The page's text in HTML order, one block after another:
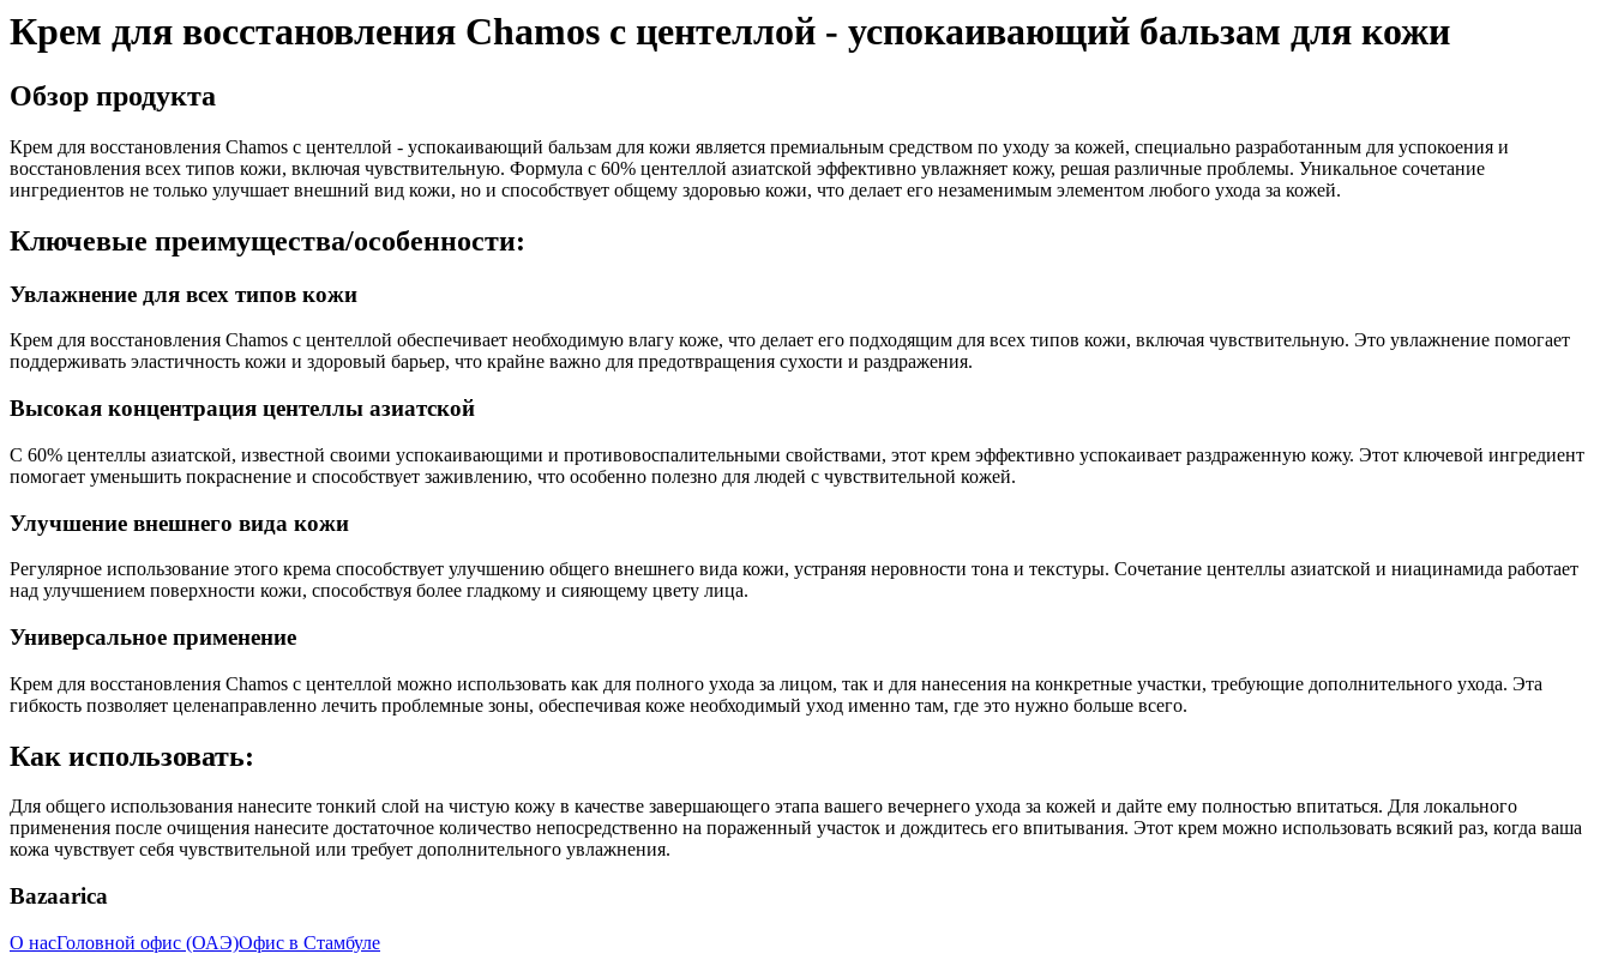
Крем для восстановления Chamos с центеллой - успокаивающий бальзам для кожи
Обзор продукта
Крем для восстановления Chamos с центеллой - успокаивающий бальзам для кожи является премиальным средством по уходу за кожей, специально разработанным для успокоения и
восстановления всех типов кожи, включая чувствительную. Формула с 60% центеллой азиатской эффективно увлажняет кожу, решая различные проблемы. Уникальное сочетание
ингредиентов не только улучшает внешний вид кожи, но и способствует общему здоровью кожи, что делает его незаменимым элементом любого ухода за кожей.
Ключевые преимущества/особенности:
Увлажнение для всех типов кожи
Крем для восстановления Chamos с центеллой обеспечивает необходимую влагу коже, что делает его подходящим для всех типов кожи, включая чувствительную. Это увлажнение помогает
поддерживать эластичность кожи и здоровый барьер, что крайне важно для предотвращения сухости и раздражения.
Высокая концентрация центеллы азиатской
С 60% центеллы азиатской, известной своими успокаивающими и противовоспалительными свойствами, этот крем эффективно успокаивает раздраженную кожу. Этот ключевой ингредиент
помогает уменьшить покраснение и способствует заживлению, что особенно полезно для людей с чувствительной кожей.
Улучшение внешнего вида кожи
Регулярное использование этого крема способствует улучшению общего внешнего вида кожи, устраняя неровности тона и текстуры. Сочетание центеллы азиатской и ниацинамида работает
над улучшением поверхности кожи, способствуя более гладкому и сияющему цвету лица.
Универсальное применение
Крем для восстановления Chamos с центеллой можно использовать как для полного ухода за лицом, так и для нанесения на конкретные участки, требующие дополнительного ухода. Эта
гибкость позволяет целенаправленно лечить проблемные зоны, обеспечивая коже необходимый уход именно там, где это нужно больше всего.
Как использовать:
Для общего использования нанесите тонкий слой на чистую кожу в качестве завершающего этапа вашего вечернего ухода за кожей и дайте ему полностью впитаться. Для локального
применения после очищения нанесите достаточное количество непосредственно на пораженный участок и дождитесь его впитывания. Этот крем можно использовать всякий раз, когда ваша
кожа чувствует себя чувствительной или требует дополнительного увлажнения.
Bazaarica
О насГоловной офис (ОАЭ)Офис в Стамбуле